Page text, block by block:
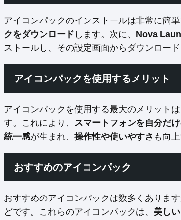
アイコンパックのインストールは非常に簡
クをダウンロード します。次に、 Nova
ストールし、その設定画面からダウンロー
アイコンパックを使用するメリット
アイコンパックを使用する最大のメリットは
す。これにより、 スマートフォンを自分だ
統一感が生まれ、 操作性や使いやすさ も向
おすすめのアイコンパック
おすすめのアイコンパックは数多くあります
どです。これらのアイコンパックは、 美し